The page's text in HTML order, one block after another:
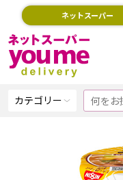
ネットスーパー
カテゴリー